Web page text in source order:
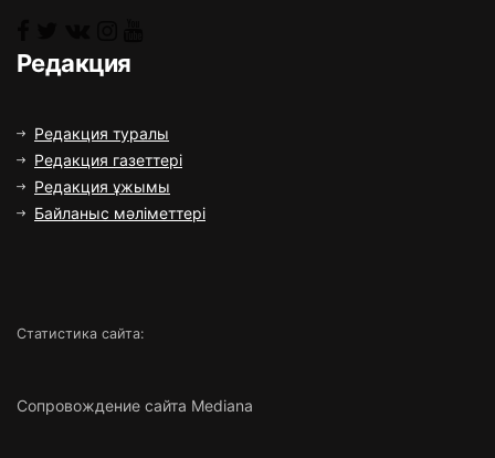
Редакция
Редакция туралы
Редакция газеттері
Редакция ұжымы
Байланыс мәліметтері
Статистика сайта:
Сопровождение сайта Mediana